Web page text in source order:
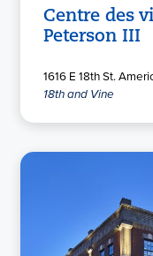
Centre des
Peterson III
1616 E 18th St.
18th and Vine